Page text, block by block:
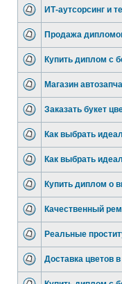
ИТ-аутсорсинг и
Продажа
Купить диплом с
Магазин
Заказать букет
Как выбрать
Как выбрать
Купить диплом о
Качественный
Реальные
Доставка цветов